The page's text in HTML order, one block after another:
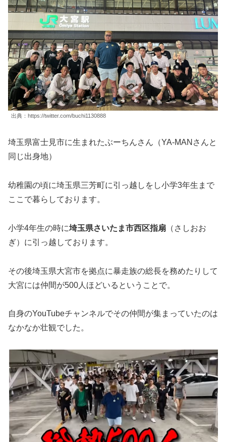
出典：https://twitter.com/buchi1130888
埼玉県富士見市に生まれたぶーちんさん（YA-MANさんと
同じ出身地）
幼稚園の頃に埼玉県三芳町に引っ越しをし小学3年生まで
ここで暮らしております。
小学4年生の時に埼玉県さいたま市西区指扇 （さしおお
ぎ）に引っ越しております。
その後埼玉県大宮市を拠点に暴走族の総長を務めたりして
大宮には仲間が500人ほどいるということで。
自身のYouTubeチャンネルでその仲間が集まっていたのは
なかなか壮観でした。